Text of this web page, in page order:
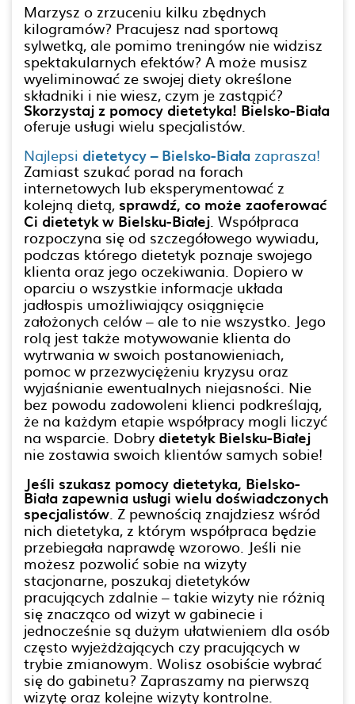
Marzysz o zrzuceniu kilku zbędnych
kilogramów? Pracujesz nad sportową
sylwetką, ale pomimo treningów nie widzisz
spektakularnych efektów? A może musisz
wyeliminować ze swojej diety określone
składniki i nie wiesz, czym je zastąpić?
Skorzystaj z pomocy dietetyka! Bielsko-Biała
oferuje usługi wielu specjalistów.
Najlepsi dietetycy – Bielsko-Biała zaprasza!
Zamiast szukać porad na forach
internetowych lub eksperymentować z
kolejną dietą, sprawdź, co może zaoferować
Ci dietetyk w Bielsku-Białej. Współpraca
rozpoczyna się od szczegółowego wywiadu,
podczas którego dietetyk poznaje swojego
klienta oraz jego oczekiwania. Dopiero w
oparciu o wszystkie informacje układa
jadłospis umożliwiający osiągnięcie
założonych celów – ale to nie wszystko. Jego
rolą jest także motywowanie klienta do
wytrwania w swoich postanowieniach,
pomoc w przezwyciężeniu kryzysu oraz
wyjaśnianie ewentualnych niejasności. Nie
bez powodu zadowoleni klienci podkreślają,
że na każdym etapie współpracy mogli liczyć
na wsparcie. Dobry dietetyk Bielsku-Białej
nie zostawia swoich klientów samych sobie!
Jeśli szukasz pomocy dietetyka, Bielsko-
Biała zapewnia usługi wielu doświadczonych
specjalistów. Z pewnością znajdziesz wśród
nich dietetyka, z którym współpraca będzie
przebiegała naprawdę wzorowo. Jeśli nie
możesz pozwolić sobie na wizyty
stacjonarne, poszukaj dietetyków
pracujących zdalnie – takie wizyty nie różnią
się znacząco od wizyt w gabinecie i
jednocześnie są dużym ułatwieniem dla osób
często wyjeżdżających czy pracujących w
trybie zmianowym. Wolisz osobiście wybrać
się do gabinetu? Zapraszamy na pierwszą
wizytę oraz kolejne wizyty kontrolne.